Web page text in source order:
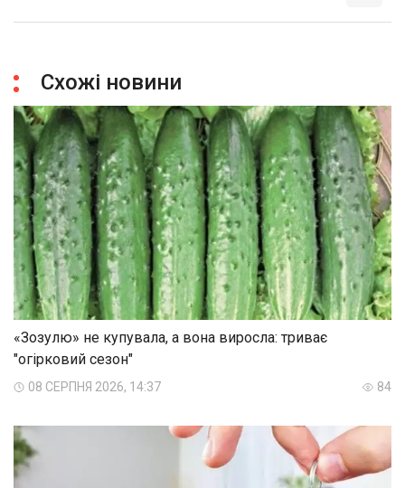
Схожі новини
«Зозулю» не купувала, а вона виросла: триває
"огірковий сезон"
08 СЕРПНЯ 2026, 14:37 84